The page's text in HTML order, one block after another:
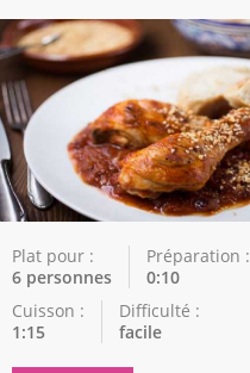
Pâtisseries
Epices
Recettes Marocaine
Couscous
Viandes
Poissons
Plat pour :
6 personnes
Préparation :
0:10
Cuisson :
1:15
Difficulté :
facile